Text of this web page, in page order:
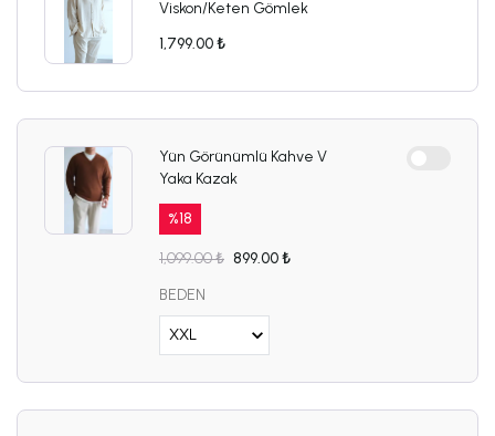
Viskon/Keten Gömlek
1,799.00 ₺
Yün Görünümlü Kahve V
Yaka Kazak
%18
1,099.00 ₺ 899.00 ₺
BEDEN